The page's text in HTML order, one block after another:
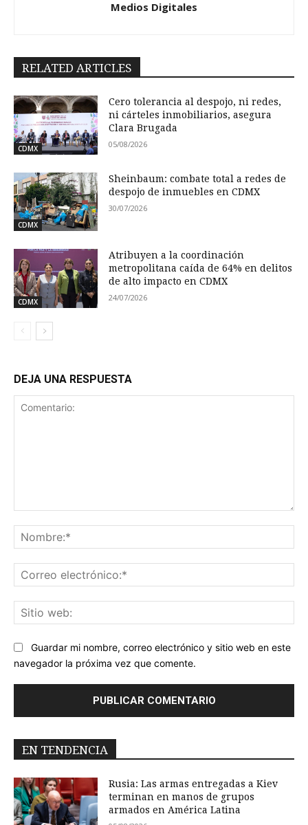
Medios Digitales
RELATED ARTICLES
CDMX
Cero tolerancia al despojo, ni redes,
ni cárteles inmobiliarios, asegura
Clara Brugada
05/08/2026
CDMX
Sheinbaum: combate total a redes de
despojo de inmuebles en CDMX
30/07/2026
CDMX
Atribuyen a la coordinación
metropolitana caída de 64% en delitos
de alto impacto en CDMX
24/07/2026
DEJA UNA RESPUESTA
Guardar mi nombre, correo electrónico y sitio web en este
navegador la próxima vez que comente.
EN TENDENCIA
Rusia: Las armas entregadas a Kiev
terminan en manos de grupos
armados en América Latina